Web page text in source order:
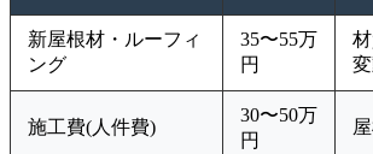
新屋根材・ルーフィ
ング
35〜55万
円
施工費(人件費)
30〜50万
円